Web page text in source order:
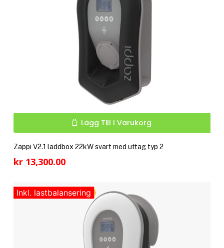
Lägg Till I Varukorg
Zappi V2.1 laddbox 22kW svart med uttag typ 2
kr13,300.00
Inkl. lastbalansering